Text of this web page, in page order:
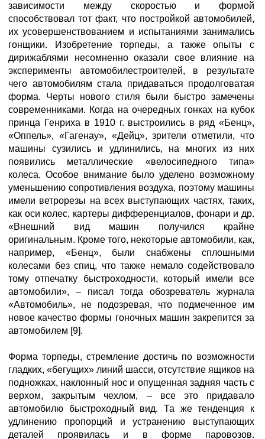
зависимости между скоростью и формой
способствовал тот факт, что постройкой автомобилей,
их усовершенствованием и испытаниями занимались
гонщики. Изобретение торпеды, а также опыты с
дирижаблями несомненно оказали свое влияние на
эксперименты автомобилестроителей, в результате
чего автомобилям стала придаваться продолговатая
форма. Черты нового стиля были быстро замечены
современниками. Когда на очередных гонках на кубок
принца Генриха в 1910 г. выстроились в ряд «Бенц»,
«Оппель», «Гагенау», «Дейц», зрители отметили, что
машины сузились и удлинились, на многих из них
появились металлические «велосипедного типа»
колеса. Особое внимание было уделено возможному
уменьшению сопротивления воздуха, поэтому машины
имели ветрорезы на всех выступающих частях, таких,
как оси колес, картеры дифференциалов, фонари и др.
«Внешний вид машин получился крайне
оригинальным. Кроме того, некоторые автомобили, как,
например, «Бенц», были снабжены сплошными
колесами без спиц, что также немало содействовало
тому отпечатку быстроходности, который имели все
автомобили», – писал тогда обозреватель журнала
«Автомобиль», не подозревая, что подмеченное им
новое качество формы гоночных машин закрепится за
автомобилем [9].
Форма торпеды, стремление достичь по возможности
гладких, «бегущих» линий шасси, отсутствие ящиков на
подножках, наклонный нос и опущенная задняя часть с
верхом, закрытым чехлом, – все это придавало
автомобилю быстроходный вид. Та же тенденция к
удлинению пропорций и устранению выступающих
деталей проявилась и в форме паровозов.